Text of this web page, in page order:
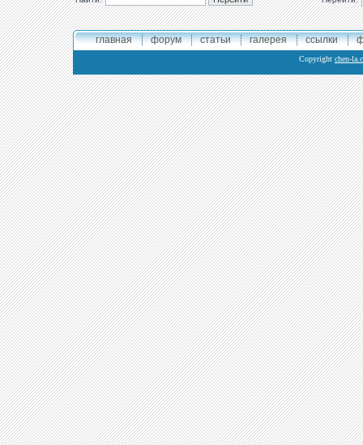
главная форум статьи галерея ссылки
Copyright chen-